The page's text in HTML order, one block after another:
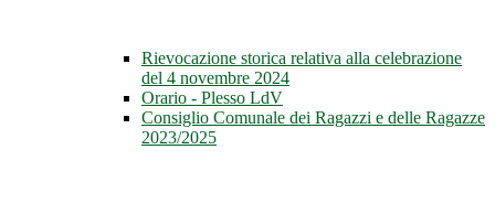
Rievocazione storica relativa alla celebrazione
del 4 novembre 2024
Orario - Plesso LdV
Consiglio Comunale dei Ragazzi e delle Ragazze
2023/2025